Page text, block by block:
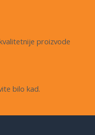
proizvode
bilo kad.